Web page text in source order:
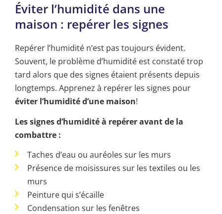
Éviter l’humidité dans une
maison : repérer les signes
Repérer l’humidité n’est pas toujours évident.
Souvent, le problème d’humidité est constaté trop
tard alors que des signes étaient présents depuis
longtemps. Apprenez à repérer les signes pour
éviter l’humidité d’une maison!
Les signes d’humidité à repérer avant de la
combattre :
Taches d’eau ou auréoles sur les murs
Présence de moisissures sur les textiles ou les
murs
Peinture qui s’écaille
Condensation sur les fenêtres